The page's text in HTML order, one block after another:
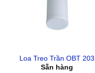
Loa Treo Trần OBT 203
Sẵn hàng